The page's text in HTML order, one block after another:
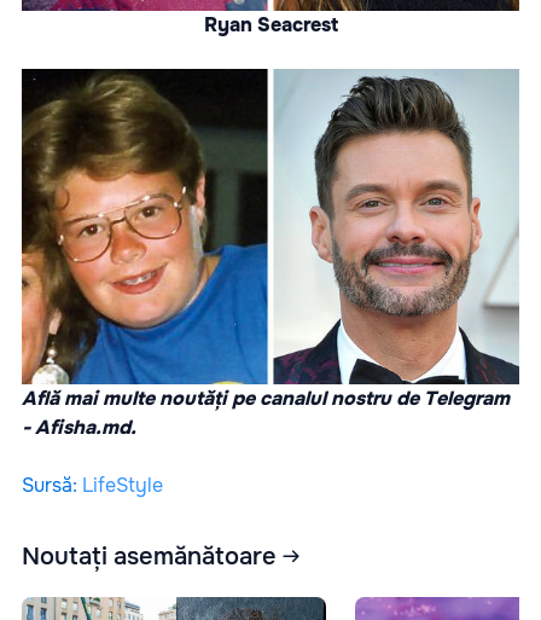
Ryan Seacrest
Află mai multe noutăți pe canalul nostru de Telegram
-Afisha.md.
Sursă: LifeStyle
Noutați asemănătoare